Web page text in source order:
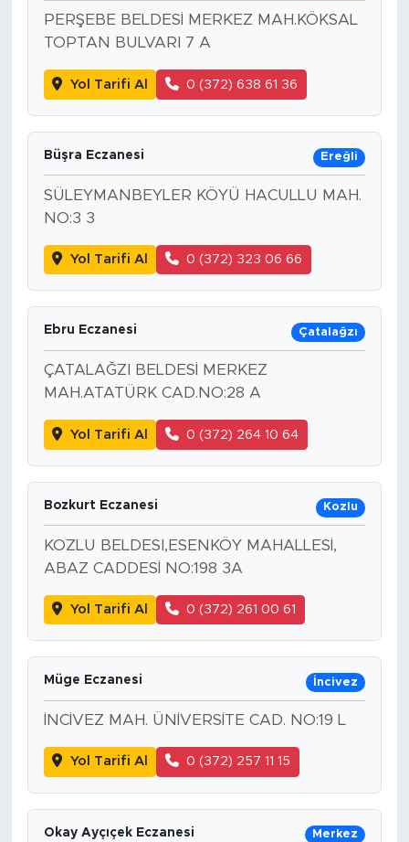
PERŞEBE BELDESİ MERKEZ MAH.KÖKSAL
TOPTAN BULVARI 7 A
Yol Tarifi Al 0 (372) 638 61 36
Büşra Eczanesi Ereğli
SÜLEYMANBEYLER KÖYÜ HACULLU MAH.
NO:3 3
Yol Tarifi Al 0 (372) 323 06 66
Ebru Eczanesi Çatalağzı
ÇATALAĞZI BELDESİ MERKEZ
MAH.ATATÜRK CAD.NO:28 A
Yol Tarifi Al 0 (372) 264 10 64
Bozkurt Eczanesi Kozlu
KOZLU BELDESI,ESENKÖY MAHALLESİ,
ABAZ CADDESİ NO:198 3A
Yol Tarifi Al 0 (372) 261 00 61
Müge Eczanesi İncivez
İNCİVEZ MAH. ÜNİVERSİTE CAD. NO:19 L
Yol Tarifi Al 0 (372) 257 11 15
Okay Ayçıçek Eczanesi Merkez